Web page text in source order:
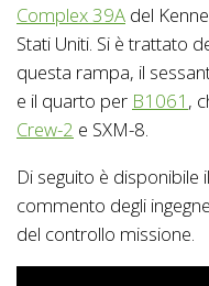
Complex 39A del
Stati Uniti. Si è trattato
questa rampa, il
e il quarto per B1061 ,
Crew-2 e SXM-8.
Di seguito è disponibile
commento degli
del controllo missione.